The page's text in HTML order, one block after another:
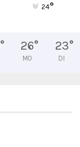
24°
° 26°
MO
23°
DI